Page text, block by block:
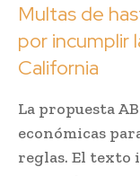
Multas de
por incumplir
California
La propuesta
económicas
reglas. El texto